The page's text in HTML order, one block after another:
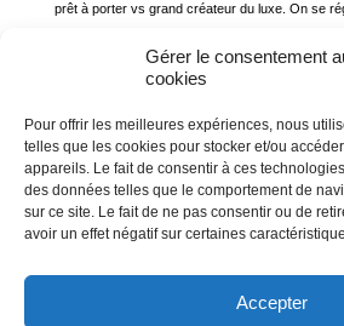
Gérer le consentement
cookies
Pour offrir les meilleures expériences, nous
telles que les cookies pour stocker et/ou
appareils. Le fait de consentir à ces
des données telles que le comportement de
sur ce site. Le fait de ne pas consentir ou de
avoir un effet négatif sur certaines
Accepter
prêt à porter vs grand créateur du luxe. On se
Mode Kids Les tendances 2020
Pour habiller nos petits chérubins, rien de mieux
des looks originaux et uniques, à leur image. La
mode qui assume son côté éthique et pro-
vêtements sont simples et pratiques, mais avec